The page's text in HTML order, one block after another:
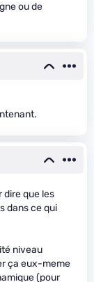
ou de
dire que les
dans ce qui
niveau
ça eux-meme
(pour